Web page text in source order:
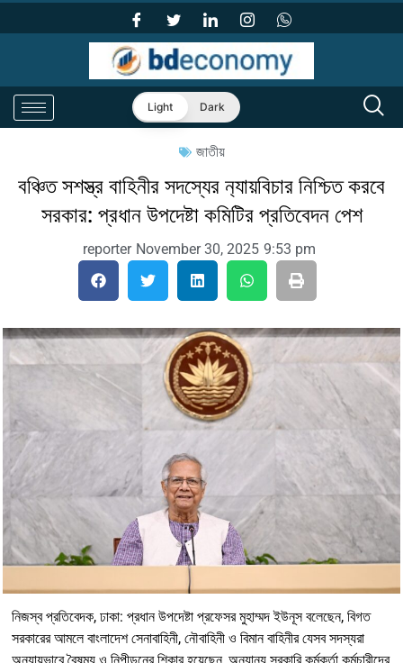
Light Dark
জাতীয়
বঞ্চিত সশস্ত্র বাহিনীর সদস্যের ন‍্যায়বিচার নিশ্চিত করবে
সরকার: প্রধান উপদেষ্টা কমিটির প্রতিবেদন পেশ
reporter November 30, 2025 9:53 pm
নিজস্ব প্রতিবেদক, ঢাকা: প্রধান উপদেষ্টা প্রফেসর মুহাম্মদ ইউনূস বলেছেন, বিগত
সরকারের আমলে বাংলাদেশ সেনাবাহিনী, নৌবাহিনী ও বিমান বাহিনীর যেসব সদস্যরা